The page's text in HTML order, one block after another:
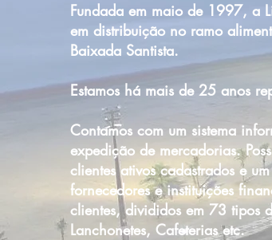
Fundada em maio de 1997, a
em distribuição no ramo
Baixada Santista.
Estamos há mais de 25 anos
Contamos com um sistema
expedição de mercadorias.
clientes ativos cadastrados e
fornecedores e instituições
clientes, divididos em 73 tipos
Lanchonetes, Cafeterias etc.